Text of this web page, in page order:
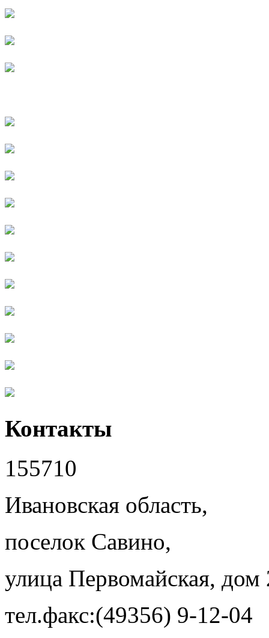
Контакты
155710
Ивановская область,
поселок Савино,
улица Первомайская, дом
тел.факс:(49356) 9-12-04